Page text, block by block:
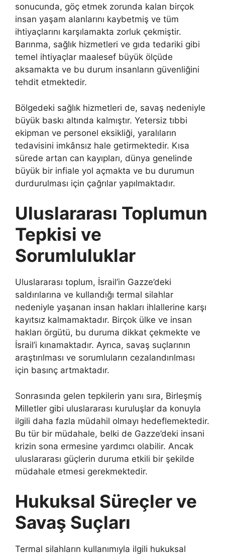
sonucunda, göç etmek zorunda kalan birçok
insan yaşam alanlarını kaybetmiş ve tüm
ihtiyaçlarını karşılamakta zorluk çekmiştir.
Barınma, sağlık hizmetleri ve gıda tedariki gibi
temel ihtiyaçlar maalesef büyük ölçüde
aksamakta ve bu durum insanların güvenliğini
tehdit etmektedir.
Bölgedeki sağlık hizmetleri de, savaş nedeniyle
büyük baskı altında kalmıştır. Yetersiz tıbbi
ekipman ve personel eksikliği, yaralıların
tedavisini imkânsız hale getirmektedir. Kısa
sürede artan can kayıpları, dünya genelinde
büyük bir infiale yol açmakta ve bu durumun
durdurulması için çağrılar yapılmaktadır.
Uluslararası Toplumun
Tepkisi ve
Sorumluluklar
Uluslararası toplum, İsrail’in Gazze’deki
saldırılarına ve kullandığı termal silahlar
nedeniyle yaşanan insan hakları ihlallerine karşı
kayıtsız kalmamaktadır. Birçok ülke ve insan
hakları örgütü, bu duruma dikkat çekmekte ve
İsrail’i kınamaktadır. Ayrıca, savaş suçlarının
araştırılması ve sorumluların cezalandırılması
için basınç artmaktadır.
Sonrasında gelen tepkilerin yanı sıra, Birleşmiş
Milletler gibi uluslararası kuruluşlar da konuyla
ilgili daha fazla müdahil olmayı hedeflemektedir.
Bu tür bir müdahale, belki de Gazze’deki insani
krizin sona ermesine yardımcı olabilir. Ancak
uluslararası güçlerin duruma etkili bir şekilde
müdahale etmesi gerekmektedir.
Hukuksal Süreçler ve
Savaş Suçları
Termal silahların kullanımıyla ilgili hukuksal